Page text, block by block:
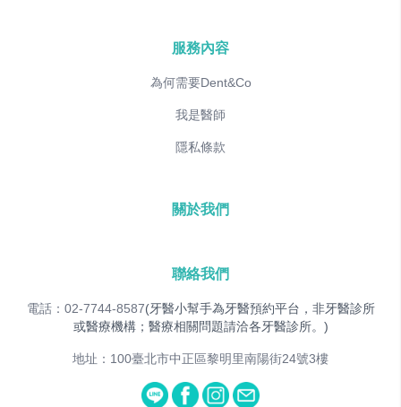
服務內容
為何需要Dent&Co
我是醫師
隱私條款
關於我們
聯絡我們
電話：02-7744-8587(牙醫小幫手為牙醫預約平台，非牙醫診所
或醫療機構；醫療相關問題請洽各牙醫診所。)
地址：100臺北市中正區黎明里南陽街24號3樓